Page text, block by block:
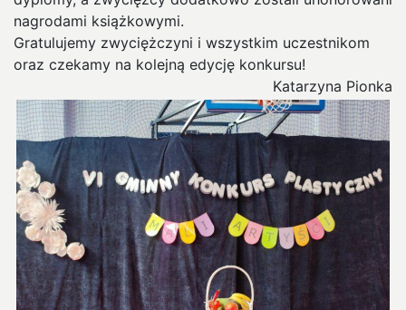
nagrodami książkowymi.
Gratulujemy zwyciężczyni i wszystkim uczestnikom
oraz czekamy na kolejną edycję konkursu!
Katarzyna Pionka